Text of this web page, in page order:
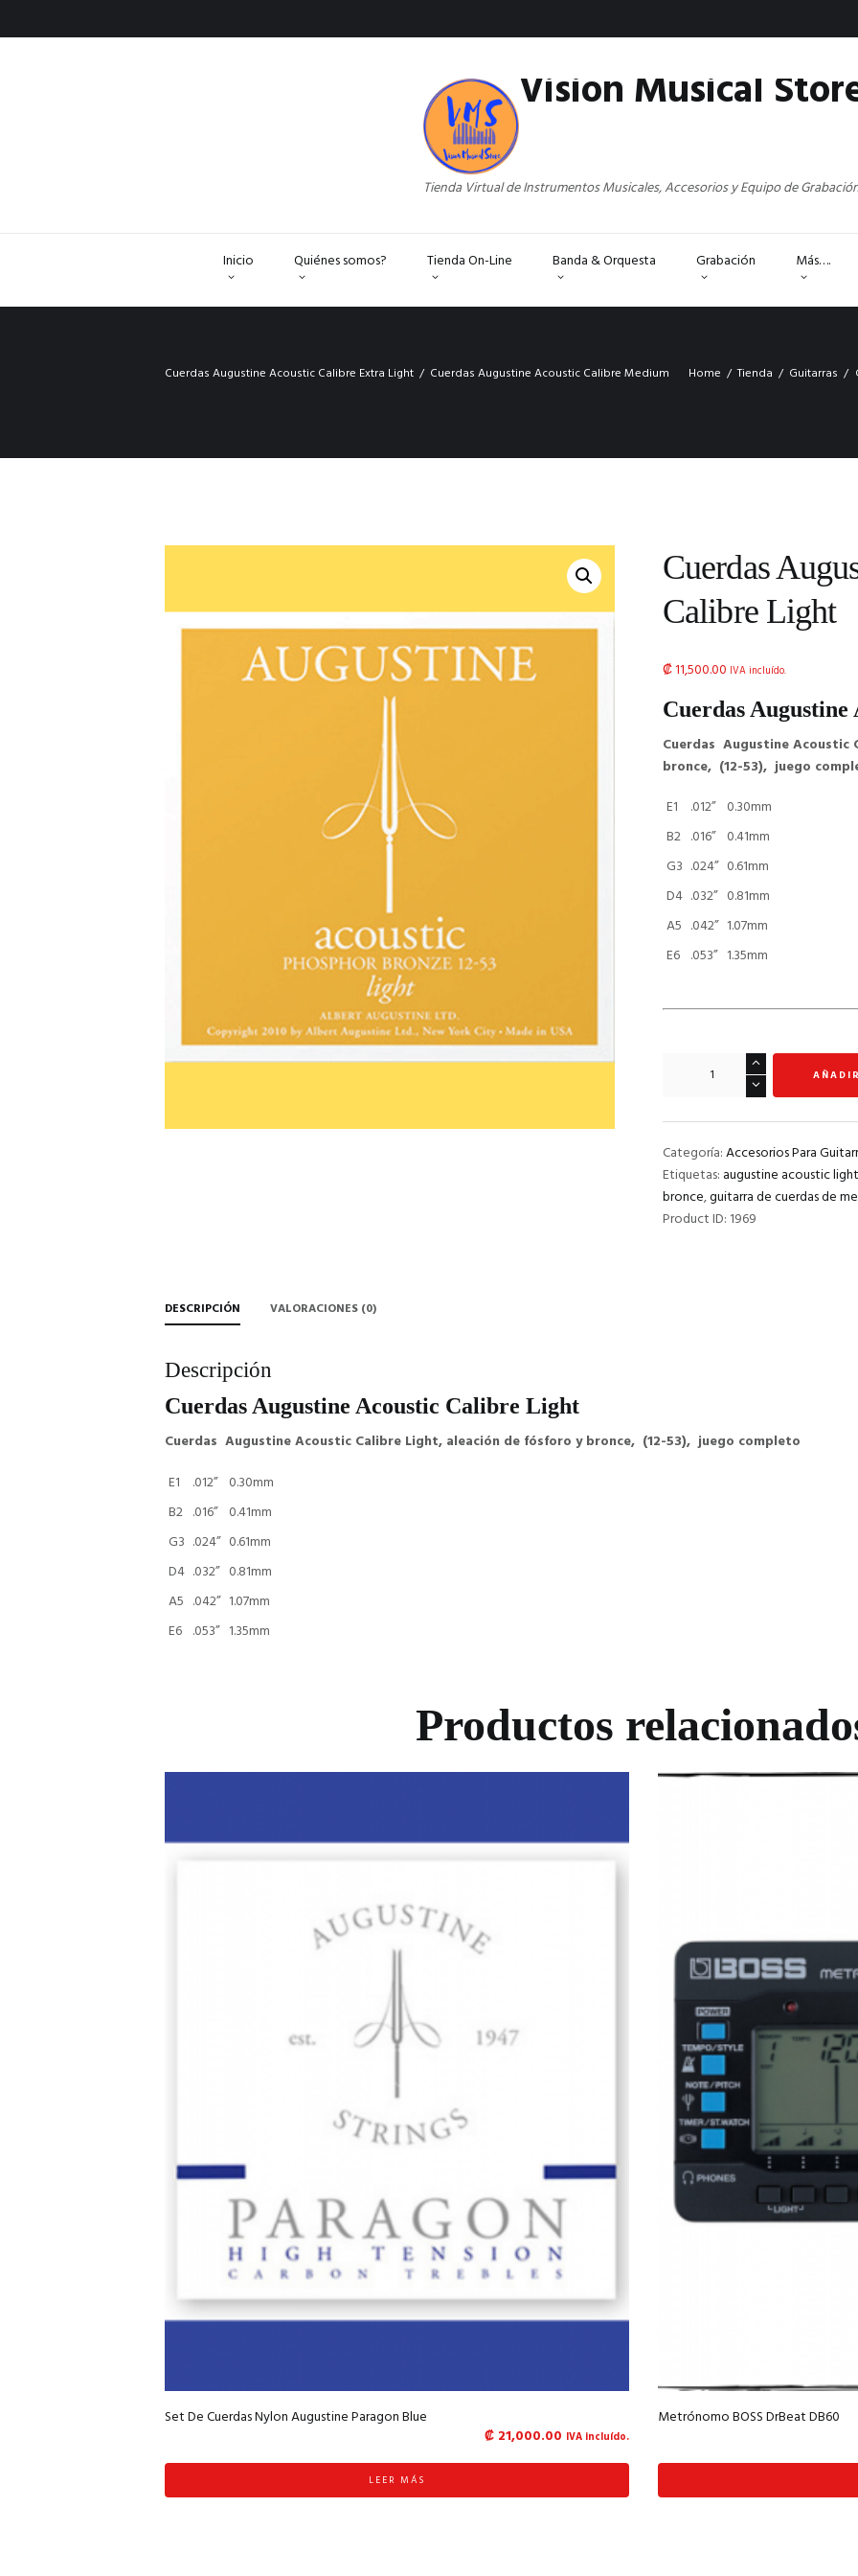
Vision Musical
Tienda Virtual de Instrumentos Musicales, Accesorios y Equipo de
Inicio Quiénes somos? Tienda On-Line Banda & Orquesta Grabación Más….
Cuerdas Augustine Acoustic Calibre Extra Light Cuerdas Augustine Acoustic Calibre Medium Home Tienda Guitarras
Cuerdas
Calibre Light
₡11,500.00 IVA incluído.
Cuerdas
Cuerdas Augustine Acoustic
bronce, (12-53), juego
E1
.012” 0.30mm
B2 .016” 0.41mm
G3 .024” 0.61mm
D4 .032” 0.81mm
A5 .042” 1.07mm
E6 .053” 1.35mm
Augustine
Calibre
Light
cantidad
Categoría:Accesorios Para
Etiquetas: augustine acoustic
bronce,guitarra de cuerdas de
Product ID: 1969
DESCRIPCIÓN VALORACIONES (0)
Descripción
Cuerdas Augustine Acoustic Calibre Light
Cuerdas Augustine Acoustic Calibre Light, aleación de fósforo y bronce, (12-53), juego completo
E1
.012” 0.30mm
B2 .016” 0.41mm
G3 .024” 0.61mm
D4 .032” 0.81mm
A5 .042” 1.07mm
E6 .053” 1.35mm
Productos
Set De Cuerdas Nylon Augustine Paragon Blue
₡ 21,000.00 IVA incluído.
LEER MÁS
Metrónomo BOSS DrBeat DB60